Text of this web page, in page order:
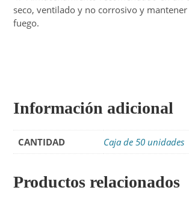
seco, ventilado y no corrosivo y
fuego.
Información adicional
CANTIDAD Caja de 50 unidades
Productos relacionados